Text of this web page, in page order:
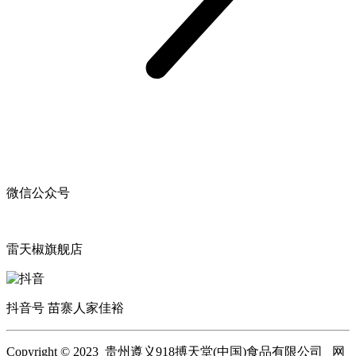
微信公众号
雷天椒旗舰店
抖音号 苗寨人家佳裕
Copyright © 2023 贵州遵义918搏天堂(中国)食品有限公司 网